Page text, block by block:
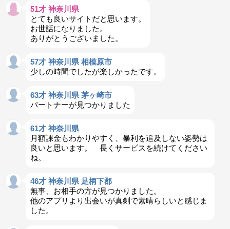
51才 神奈川県
とても良いサイトだと思います。
お世話になりました。
ありがとうございました。
57才 神奈川県 相模原市
少しの時間でしたが楽しかったです。
63才 神奈川県 茅ヶ崎市
パートナーが見つかりました
61才 神奈川県
月額課金もわかりやすく、暴利を追及しない姿勢は
良いと思います。 長くサービスを続けてください
ね。
46才 神奈川県 足柄下郡
無事、お相手の方が見つかりました。
他のアプリより出会いが真剣で素晴らしいと感じま
した。